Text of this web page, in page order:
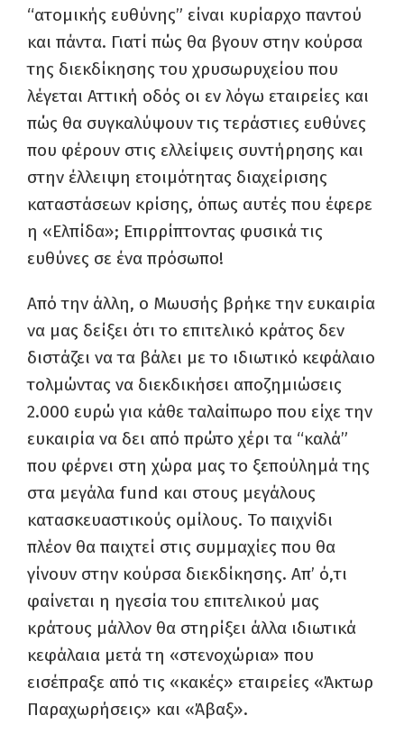
“ατομικής ευθύνης” είναι κυρίαρχο παντού
και πάντα. Γιατί πώς θα βγουν στην κούρσα
της διεκδίκησης του χρυσωρυχείου που
λέγεται Αττική οδός οι εν λόγω εταιρείες και
πώς θα συγκαλύψουν τις τεράστιες ευθύνες
που φέρουν στις ελλείψεις συντήρησης και
στην έλλειψη ετοιμότητας διαχείρισης
καταστάσεων κρίσης, όπως αυτές που έφερε
η «Ελπίδα»; Επιρρίπτοντας φυσικά τις
ευθύνες σε ένα πρόσωπο!
Από την άλλη, ο Μωυσής βρήκε την ευκαιρία
να μας δείξει ότι το επιτελικό κράτος δεν
διστάζει να τα βάλει με το ιδιωτικό κεφάλαιο
τολμώντας να διεκδικήσει αποζημιώσεις
2.000 ευρώ για κάθε ταλαίπωρο που είχε την
ευκαιρία να δει από πρώτο χέρι τα “καλά”
που φέρνει στη χώρα μας το ξεπούλημά της
στα μεγάλα fund και στους μεγάλους
κατασκευαστικούς ομίλους. Το παιχνίδι
πλέον θα παιχτεί στις συμμαχίες που θα
γίνουν στην κούρσα διεκδίκησης. Απ’ ό,τι
φαίνεται η ηγεσία του επιτελικού μας
κράτους μάλλον θα στηρίξει άλλα ιδιωτικά
κεφάλαια μετά τη «στενοχώρια» που
εισέπραξε από τις «κακές» εταιρείες «Άκτωρ
Παραχωρήσεις» και «Άβαξ».